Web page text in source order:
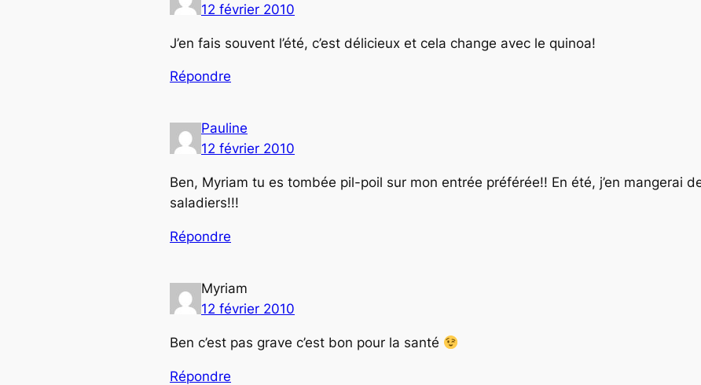
12 février 2010
J’en fais souvent l’été, c’est délicieux et cela change avec le quinoa!
Répondre
Pauline
12 février 2010
Ben, Myriam tu es tombée pil-poil sur mon entrée préférée!! En été, j’en mangerai
saladiers!!!
Répondre
Myriam
12 février 2010
Ben c’est pas grave c’est bon pour la santé
Répondre